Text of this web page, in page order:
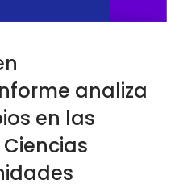
analiza
en las